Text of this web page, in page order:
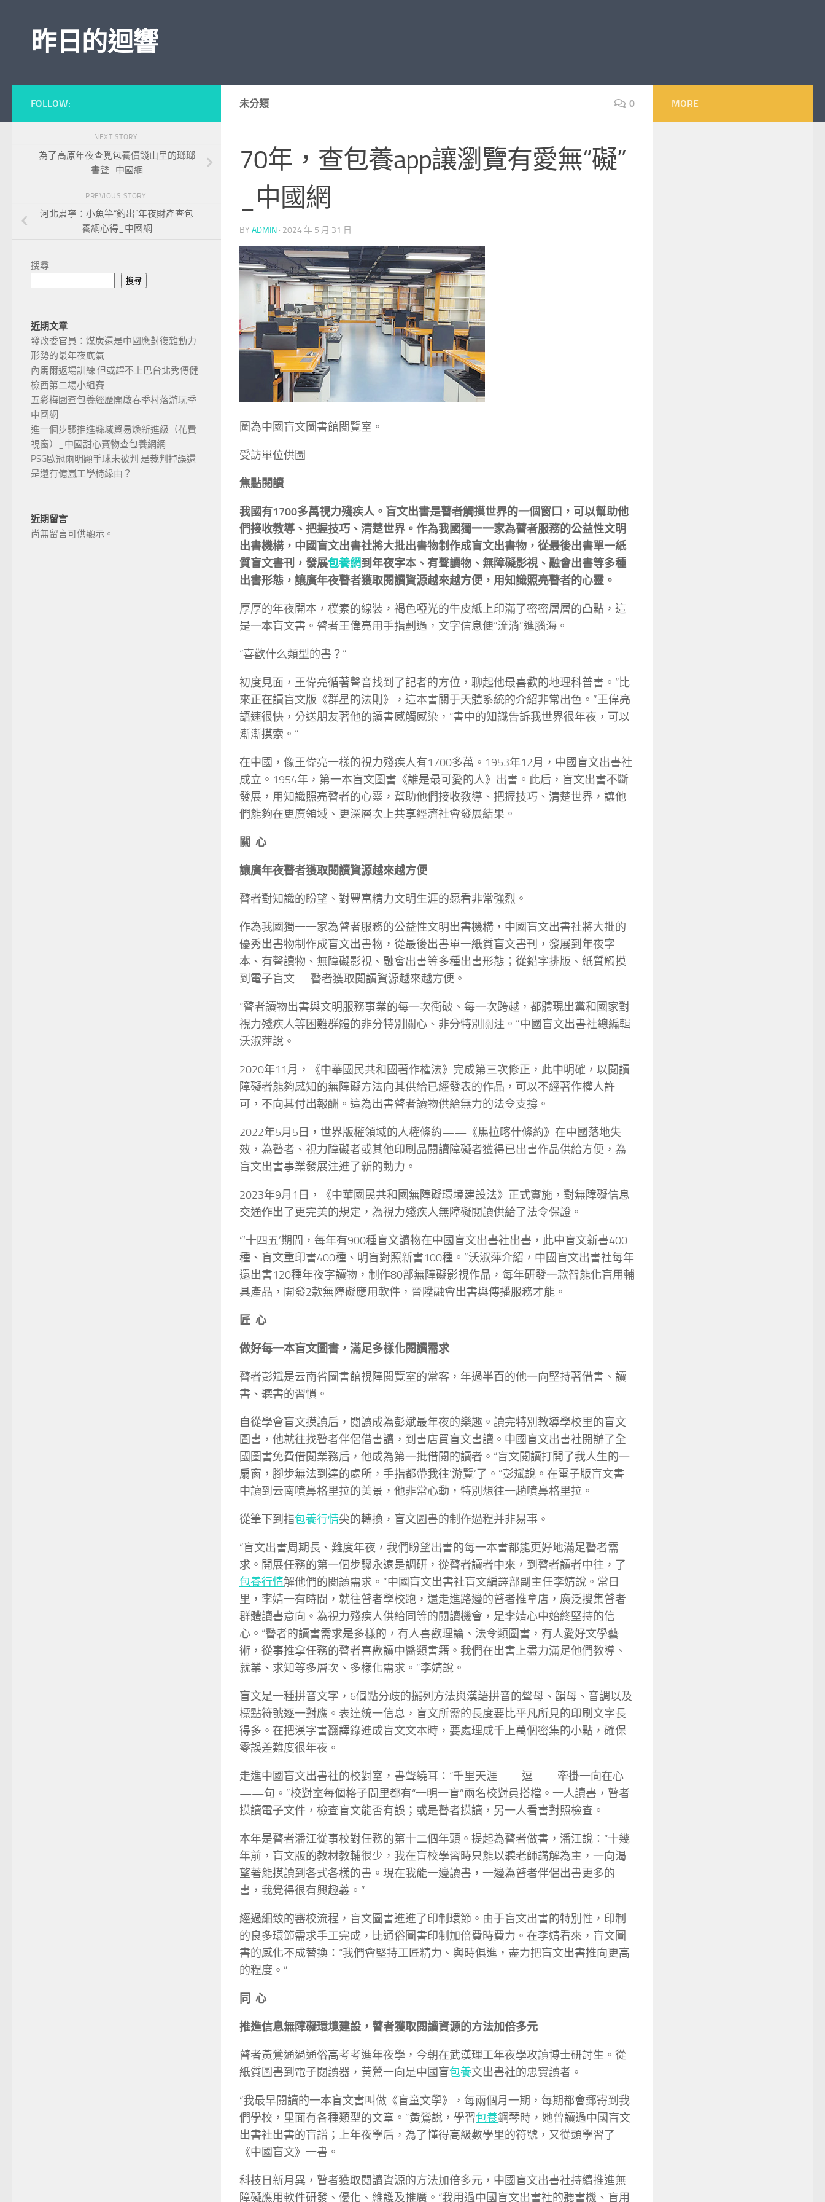
昨日的迴響
未分類 0
70年，查包養app讓瀏覽有愛無“礙”
_中國網
BY ADMIN · 2024 年 5 月 31 日
圖為中國盲文圖書館閱覽室。
受訪單位供圖
焦點閱讀
我國有1700多萬視力殘疾人。盲文出書是瞽者觸摸世界的一個窗口，可以幫助他
們接收教導、把握技巧、清楚世界。作為我國獨一一家為瞽者服務的公益性文明
出書機構，中國盲文出書社將大批出書物制作成盲文出書物，從最後出書單一紙
質盲文書刊，發展包養網到年夜字本、有聲讀物、無障礙影視、融會出書等多種
出書形態，讓廣年夜瞽者獲取閱讀資源越來越方便，用知識照亮瞽者的心靈。
厚厚的年夜開本，樸素的線裝，褐色啞光的牛皮紙上印滿了密密層層的凸點，這
是一本盲文書。瞽者王偉亮用手指劃過，文字信息便“流淌”進腦海。
“喜歡什么類型的書？”
初度見面，王偉亮循著聲音找到了記者的方位，聊起他最喜歡的地理科普書。“比
來正在讀盲文版《群星的法則》，這本書關于天體系統的介紹非常出色。”王偉亮
語速很快，分送朋友著他的讀書感觸感染，“書中的知識告訴我世界很年夜，可以
漸漸摸索。”
在中國，像王偉亮一樣的視力殘疾人有1700多萬。1953年12月，中國盲文出書社
成立。1954年，第一本盲文圖書《誰是最可愛的人》出書。此后，盲文出書不斷
發展，用知識照亮瞽者的心靈，幫助他們接收教導、把握技巧、清楚世界，讓他
們能夠在更廣領域、更深層次上共享經濟社會發展結果。
關 心
讓廣年夜瞽者獲取閱讀資源越來越方便
瞽者對知識的盼望、對豐富精力文明生涯的愿看非常強烈。
作為我國獨一一家為瞽者服務的公益性文明出書機構，中國盲文出書社將大批的
優秀出書物制作成盲文出書物，從最後出書單一紙質盲文書刊，發展到年夜字
本、有聲讀物、無障礙影視、融會出書等多種出書形態；從鉛字排版、紙質觸摸
到電子盲文……瞽者獲取閱讀資源越來越方便。
“瞽者讀物出書與文明服務事業的每一次衝破、每一次跨越，都體現出黨和國家對
視力殘疾人等困難群體的非分特別關心、非分特別關注。”中國盲文出書社總編輯
沃淑萍說。
2020年11月，《中華國民共和國著作權法》完成第三次修正，此中明確，以閱讀
障礙者能夠感知的無障礙方法向其供給已經發表的作品，可以不經著作權人許
可，不向其付出報酬。這為出書瞽者讀物供給無力的法令支撐。
2022年5月5日，世界版權領域的人權條約——《馬拉喀什條約》在中國落地失
效，為瞽者、視力障礙者或其他印刷品閱讀障礙者獲得已出書作品供給方便，為
盲文出書事業發展注進了新的動力。
2023年9月1日，《中華國民共和國無障礙環境建設法》正式實施，對無障礙信息
交通作出了更完美的規定，為視力殘疾人無障礙閱讀供給了法令保證。
“‘十四五’期間，每年有900種盲文讀物在中國盲文出書社出書，此中盲文新書400
種、盲文重印書400種、明盲對照新書100種。”沃淑萍介紹，中國盲文出書社每年
還出書120種年夜字讀物，制作80部無障礙影視作品，每年研發一款智能化盲用輔
具產品，開發2款無障礙應用軟件，晉陞融會出書與傳播服務才能。
匠 心
做好每一本盲文圖書，滿足多樣化閱讀需求
瞽者彭斌是云南省圖書館視障閱覽室的常客，年過半百的他一向堅持著借書、讀
書、聽書的習慣。
自從學會盲文摸讀后，閱讀成為彭斌最年夜的樂趣。讀完特別教導學校里的盲文
圖書，他就往找瞽者伴侶借書讀，到書店買盲文書讀。中國盲文出書社開辦了全
國圖書免費借閱業務后，他成為第一批借閱的讀者。“盲文閱讀打開了我人生的一
扇窗，腳步無法到達的處所，手指都帶我往‘游覽’了。”彭斌說。在電子版盲文書
中讀到云南噴鼻格里拉的美景，他非常心動，特別想往一趟噴鼻格里拉。
從筆下到指包養行情尖的轉換，盲文圖書的制作過程并非易事。
“盲文出書周期長、難度年夜，我們盼望出書的每一本書都能更好地滿足瞽者需
求。開展任務的第一個步驟永遠是調研，從瞽者讀者中來，到瞽者讀者中往，了
包養行情解他們的閱讀需求。”中國盲文出書社盲文編譯部副主任李婧說。常日
里，李婧一有時間，就往瞽者學校跑，還走進路邊的瞽者推拿店，廣泛搜集瞽者
群體讀書意向。為視力殘疾人供給同等的閱讀機會，是李婧心中始終堅持的信
心。“瞽者的讀書需求是多樣的，有人喜歡理論、法令類圖書，有人愛好文學藝
術，從事推拿任務的瞽者喜歡讀中醫類書籍。我們在出書上盡力滿足他們教導、
就業、求知等多層次、多樣化需求。”李婧說。
盲文是一種拼音文字，6個點分歧的擺列方法與漢語拼音的聲母、韻母、音調以及
標點符號逐一對應。表達統一信息，盲文所需的長度要比平凡所見的印刷文字長
得多。在把漢字書翻譯錄進成盲文文本時，要處理成千上萬個密集的小點，確保
零誤差難度很年夜。
走進中國盲文出書社的校對室，書聲繞耳：“千里天涯——逗——牽掛一向在心
——句。”校對室每個格子間里都有“一明一盲”兩名校對員搭檔。一人讀書，瞽者
摸讀電子文件，檢查盲文能否有誤；或是瞽者摸讀，另一人看書對照檢查。
本年是瞽者潘江從事校對任務的第十二個年頭。提起為瞽者做書，潘江說：“十幾
年前，盲文版的教材教輔很少，我在盲校學習時只能以聽老師講解為主，一向渴
望著能摸讀到各式各樣的書。現在我能一邊讀書，一邊為瞽者伴侶出書更多的
書，我覺得很有興趣義。”
經過細致的審校流程，盲文圖書進進了印制環節。由于盲文出書的特別性，印制
的良多環節需求手工完成，比通俗圖書印制加倍費時費力。在李婧看來，盲文圖
書的感化不成替換：“我們會堅持工匠精力、與時俱進，盡力把盲文出書推向更高
的程度。”
同 心
推進信息無障礙環境建設，瞽者獲取閱讀資源的方法加倍多元
瞽者黃鶯通過通俗高考考進年夜學，今朝在武漢理工年夜學攻讀博士研討生。從
紙質圖書到電子閱讀器，黃鶯一向是中國盲包養文出書社的忠實讀者。
“我最早閱讀的一本盲文書叫做《盲童文學》，每兩個月一期，每期都會郵寄到我
們學校，里面有各種類型的文章。”黃鶯說，學習包養鋼琴時，她曾讀過中國盲文
出書社出書的盲譜；上年夜學后，為了懂得高級數學里的符號，又從頭學習了
《中國盲文》一書。
科技日新月異，瞽者獲取閱讀資源的方法加倍多元，中國盲文出書社持續推進無
障礙應用軟件研發、優化、維護及推廣。“我用過中國盲文出書社的聽書機、盲用
FOLLOW:
NEXT STORY
為了高原年夜查覓包養價錢山里的瑯瑯
書聲_中國網
PREVIOUS STORY
河北肅寧：小魚竿“釣出”年夜財產查包
養網心得_中國網
搜尋
搜尋
近期文章
發改委官員：煤炭還是中國應對復雜動力
形勢的最年夜底氣
內馬爾返場訓練 但或趕不上巴台北秀傳健
檢西第二場小組賽
五彩梅園查包養經歷開啟春季村落游玩季_
中國網
進一個步驟推進縣域貿易煥新進級（花費
視窗）_中國甜心寶物查包養網網
PSG歐冠兩明顯手球未被判 是裁判掉誤還
是還有億嵐工學椅緣由？
近期留言
尚無留言可供顯示。
MORE